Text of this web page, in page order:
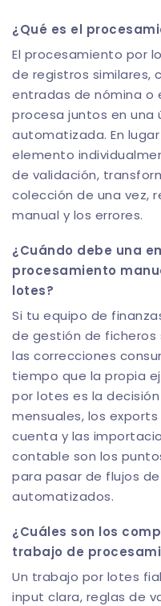
¿Qué es el
El procesamiento por
de registros similares,
entradas de nómina o
procesa juntos en una
automatizada. En
elemento
de validación,
colección de una vez,
manual y los errores.
¿Cuándo debe una
procesamiento
lotes?
Si tu equipo de
de gestión de ficheros
las correcciones
tiempo que la propia
por lotes es la decisión
mensuales, los
cuenta y las
contable son los
para pasar de flujos
automatizados.
¿Cuáles son los
trabajo de
Un trabajo por lotes
input clara, reglas de